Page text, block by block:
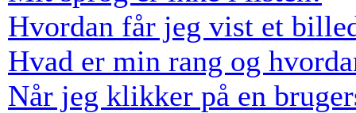
Hvordan får jeg vist et
Hvad er min rang og
Når jeg klikker på en